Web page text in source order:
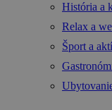
História a
Relax a
Šport a